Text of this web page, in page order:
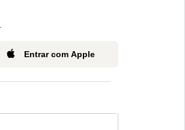
Entrar com Apple